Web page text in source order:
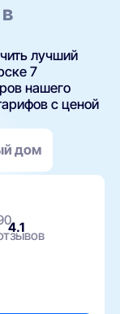
в
лучший
7
нашего
с ценой
дом
4.1